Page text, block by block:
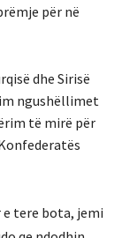
për në
dhe Sirisë
ngushëllimet
të mirë për
e tere bota, jemi